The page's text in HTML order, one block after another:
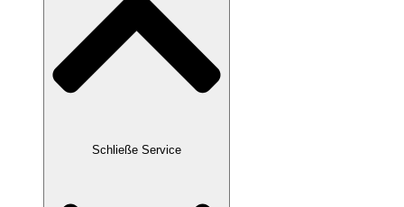
Schließe Service